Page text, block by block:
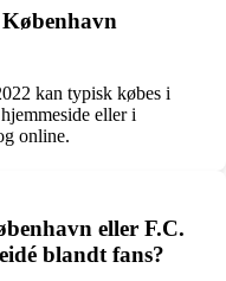
kan typisk købes i
eller i
online.
eller F.C.
blandt fans?